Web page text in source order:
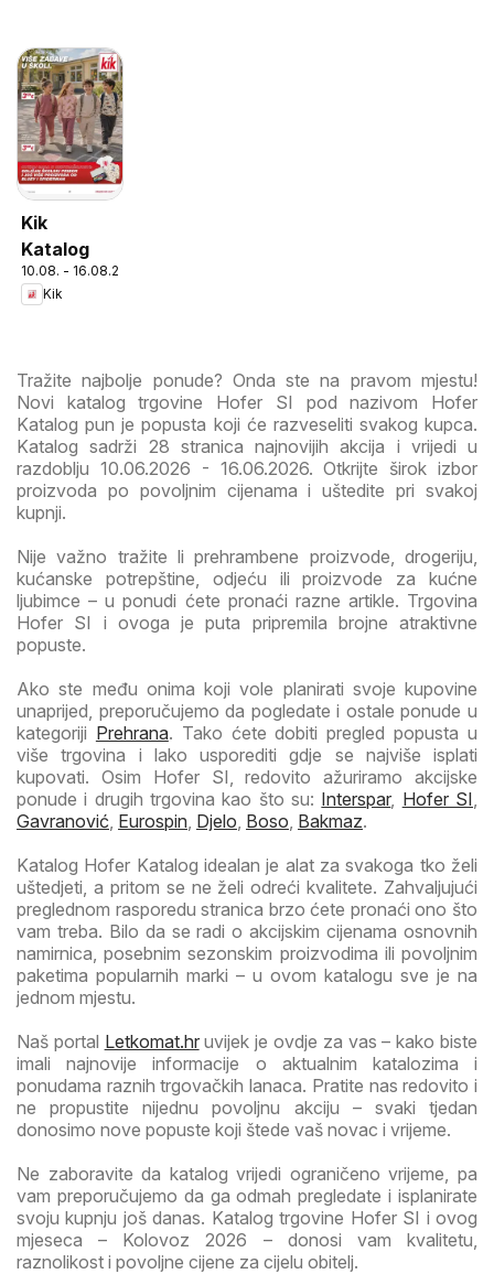
Kik
Katalog
10.08. - 16.08.2026
Kik
Tražite najbolje ponude? Onda ste na pravom mjestu!
Novi katalog trgovine Hofer SI pod nazivom Hofer
Katalog pun je popusta koji će razveseliti svakog kupca.
Katalog sadrži 28 stranica najnovijih akcija i vrijedi u
razdoblju 10.06.2026 - 16.06.2026. Otkrijte širok izbor
proizvoda po povoljnim cijenama i uštedite pri svakoj
kupnji.
Nije važno tražite li prehrambene proizvode, drogeriju,
kućanske potrepštine, odjeću ili proizvode za kućne
ljubimce – u ponudi ćete pronaći razne artikle. Trgovina
Hofer SI i ovoga je puta pripremila brojne atraktivne
popuste.
Ako ste među onima koji vole planirati svoje kupovine
unaprijed, preporučujemo da pogledate i ostale ponude u
kategoriji Prehrana. Tako ćete dobiti pregled popusta u
više trgovina i lako usporediti gdje se najviše isplati
kupovati. Osim Hofer SI, redovito ažuriramo akcijske
ponude i drugih trgovina kao što su: Interspar, Hofer SI
Gavranović Eurospin Djelo Boso Bakmaz.
Katalog Hofer Katalog idealan je alat za svakoga tko želi
uštedjeti, a pritom se ne želi odreći kvalitete. Zahvaljujući
preglednom rasporedu stranica brzo ćete pronaći ono što
vam treba. Bilo da se radi o akcijskim cijenama osnovnih
namirnica, posebnim sezonskim proizvodima ili povoljnim
paketima popularnih marki – u ovom katalogu sve je na
jednom mjestu.
Naš portal Letkomat.hruvijek je ovdje za vas – kako biste
imali najnovije informacije o aktualnim katalozima i
ponudama raznih trgovačkih lanaca. Pratite nas redovito i
ne propustite nijednu povoljnu akciju – svaki tjedan
donosimo nove popuste koji štede vaš novac i vrijeme.
Ne zaboravite da katalog vrijedi ograničeno vrijeme, pa
vam preporučujemo da ga odmah pregledate i isplanirate
svoju kupnju još danas. Katalog trgovine Hofer SI i ovog
mjeseca – Kolovoz 2026 – donosi vam kvalitetu,
raznolikost i povoljne cijene za cijelu obitelj.